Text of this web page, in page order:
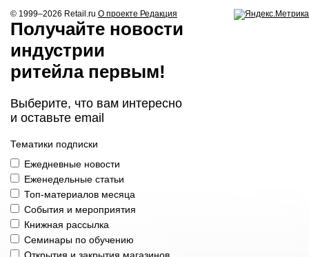
© 1999–2026 Retail.ru О проекте Редакция
Получайте новости
индустрии
ритейла первым!
Выберите, что вам интересно
и оставьте email
Тематики подписки
Ежедневные новости
Еженедельные статьи
Топ-материалов месяца
События и мероприятия
Книжная рассылка
Семинары по обучению
Открытия и закрытия магазинов